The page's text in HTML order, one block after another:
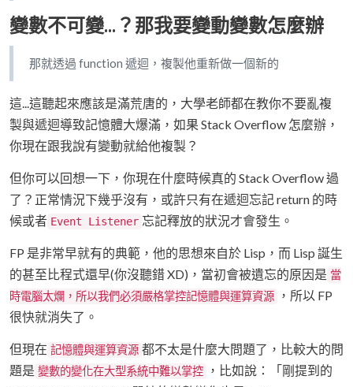
變數不可變...？那我要變動變數怎麼辦
那就透過 function 遞迴，複製他重新做一個新的
這...這聽起來應該是滿荒唐的，大學老師都在教你不要亂複
製與遞迴導致記憶體大爆滿，如果 Stack Overflow 怎麼辦，
你現在跟我說有變動就給他複製？
但你可以回想一下，你現在什麼時候真的 Stack Overflow 過
了？正常情況下幾乎沒有，或許只有在遞迴忘記 return 的時
候或者 Event Listener 忘記釋放的狀況才會發生。
FP 是非常早就有的典範，他的思想來自於 Lisp，而 Lisp 誕生
的甚至比程式還早(你沒聽錯 XD)，當初會被遺忘的原因是 當
時電腦太爛，所以我們必須嚴格掌控記憶體與運算資源
，所以 FP
很快就消失了。
但現在 記憶體與運算資源 都不太是什麼大問題了，比較大的問
題是 變數的變化在大型系統中難以掌控
，比如說：「剛提到的